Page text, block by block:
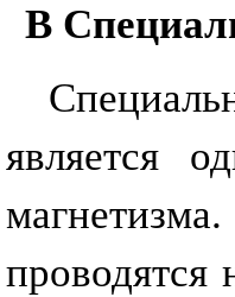
В
является
проводятся